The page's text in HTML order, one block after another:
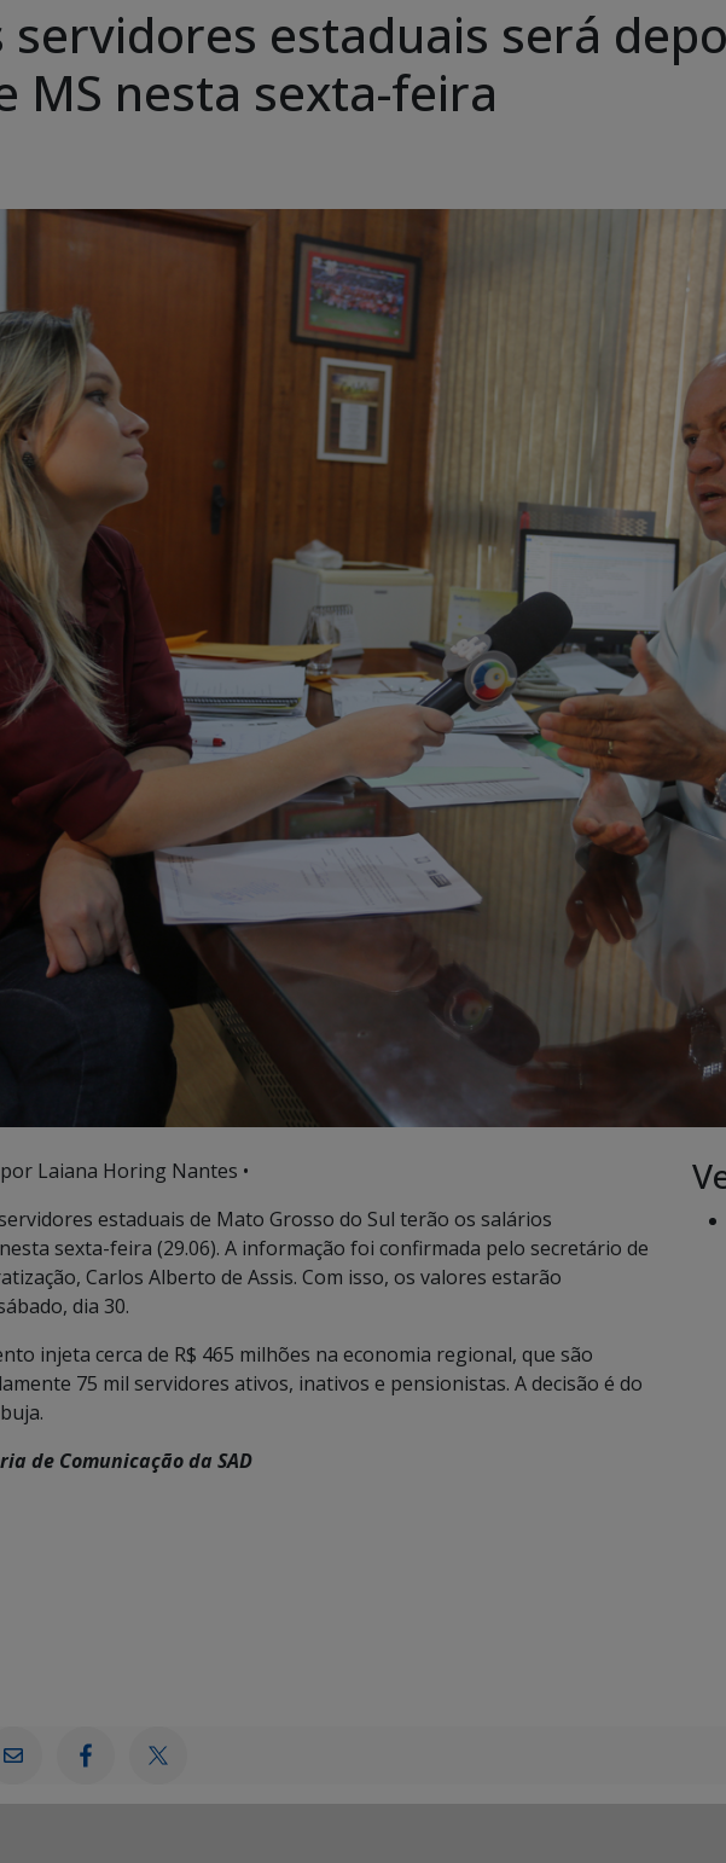
servidores estaduais será
MS nesta sexta-feira
por Laiana Horing Nantes •
estaduais de Mato Grosso do Sul terão os salários
sexta-feira (29.06). A informação foi confirmada pelo secretário de
Carlos Alberto de Assis. Com isso, os valores estarão
dia 30.
injeta cerca de R$ 465 milhões na economia regional, que são
75 mil servidores ativos, inativos e pensionistas. A decisão é do
de Comunicação da SAD